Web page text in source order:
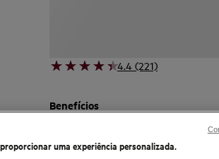
4.4 (221)
Benefícios
Com cobertura até 3 vezes superior, o
Com cobertura até 3 vezes superior,
eficaz
ExtraHygiene remove mais de 99.9999%
uma experiência personalizada.